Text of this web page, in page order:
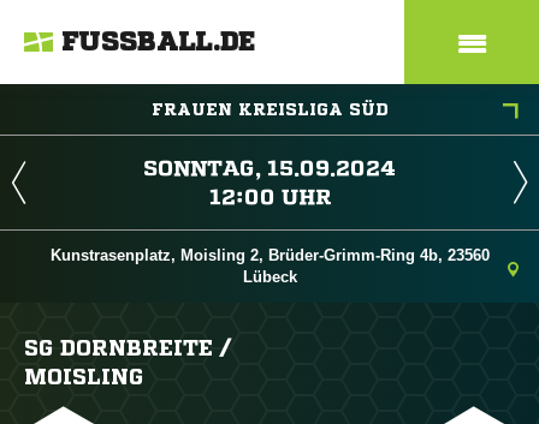
FUSSBALL.DE
FRAUEN KREISLIGA SÜD
 
 
Kunstrasenplatz, Moisling 2, Brüder-Grimm-Ring 4b, 23560
Lübeck
SG DORNBREITE /​
MOISLING